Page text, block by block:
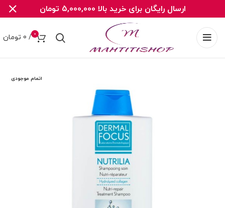
0
/
0 تومان
اتمام موجودی
ارسال رایگان برای خرید بالا 5,000,000 تومان